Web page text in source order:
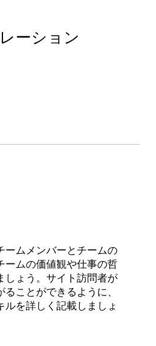
ーション
ームメンバーとチームの
ームの価値観や仕事の哲
しょう。サイト訪問者が
ことができるように、
ルを詳しく記載しましょ